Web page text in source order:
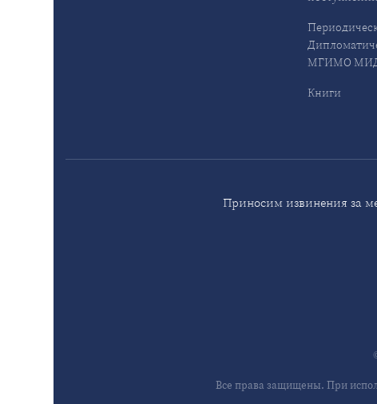
МГИМО МИД
Книги
Приносим извинения за
Все права защищены. При